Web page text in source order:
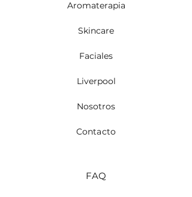
Aromaterapia
Skincare
Faciales
Liverpool
Nosotros
Contacto
FAQ